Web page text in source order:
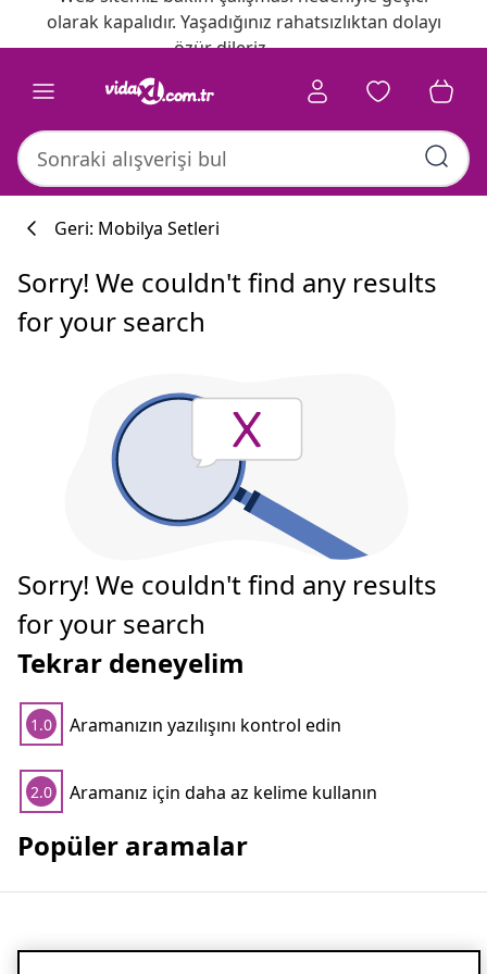
olarak kapalıdır. Yaşadığınız rahatsızlıktan dolayı
özür dileriz.
Geri: Mobilya Setleri
Sorry! We couldn't find any results
for your search
Sorry! We couldn't find any results
for your search
Tekrar deneyelim
1.0 Aramanızın yazılışını kontrol edin
2.0 Aramanız için daha az kelime kullanın
Popüler aramalar